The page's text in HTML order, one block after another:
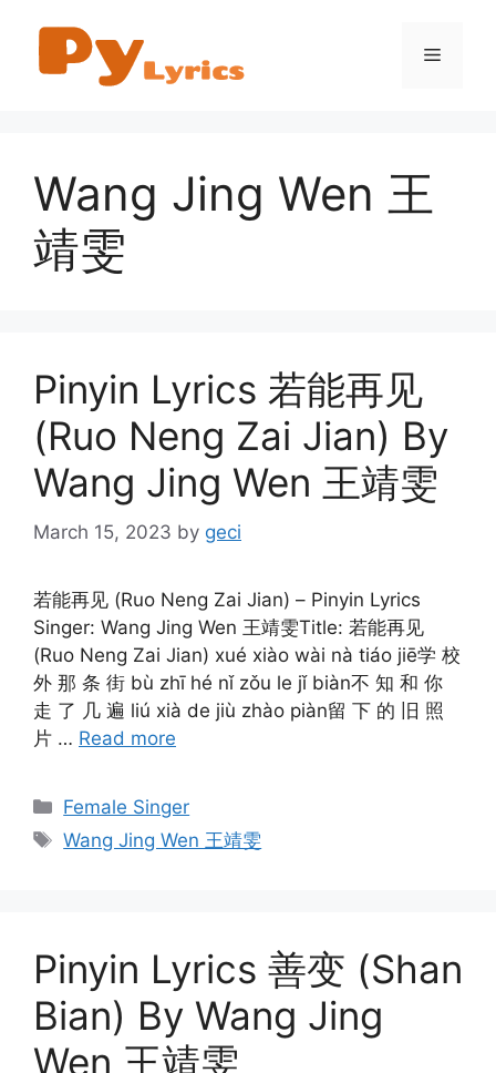
content
Menu
Wang Jing Wen 王
靖雯
Pinyin Lyrics 若能再见
(Ruo Neng Zai Jian) By
Wang Jing Wen 王靖雯
March 15, 2023 by geci
若能再见 (Ruo Neng Zai Jian) – Pinyin Lyrics
Singer: Wang Jing Wen 王靖雯Title: 若能再见
(Ruo Neng Zai Jian) xué xiào wài nà tiáo jiē学 校
外 那 条 街 bù zhī hé nǐ zǒu le jǐ biàn不 知 和 你
走 了 几 遍 liú xià de jiù zhào piàn留 下 的 旧 照
片 … Read more
Categories
Female Singer
Tags
Wang Jing Wen 王靖雯
Pinyin Lyrics 善变 (Shan
Bian) By Wang Jing
Wen 王靖雯